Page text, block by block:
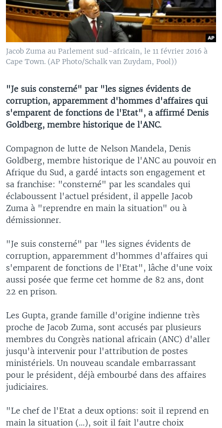
Jacob Zuma au Parlement sud-africain, le 11 février 2016 à
Cape Town. (AP Photo/Schalk van Zuydam, Pool))
"Je suis consterné" par "les signes évidents de
corruption, apparemment d'hommes d'affaires qui
s'emparent de fonctions de l'Etat", a affirmé Denis
Goldberg, membre historique de l'ANC.
Compagnon de lutte de Nelson Mandela, Denis
Goldberg, membre historique de l'ANC au pouvoir en
Afrique du Sud, a gardé intacts son engagement et
sa franchise: "consterné" par les scandales qui
éclaboussent l'actuel président, il appelle Jacob
Zuma à "reprendre en main la situation" ou à
démissionner.
"Je suis consterné" par "les signes évidents de
corruption, apparemment d'hommes d'affaires qui
s'emparent de fonctions de l'Etat", lâche d'une voix
aussi posée que ferme cet homme de 82 ans, dont
22 en prison.
Les Gupta, grande famille d'origine indienne très
proche de Jacob Zuma, sont accusés par plusieurs
membres du Congrès national africain (ANC) d'aller
jusqu'à intervenir pour l'attribution de postes
ministériels. Un nouveau scandale embarrassant
pour le président, déjà embourbé dans des affaires
judiciaires.
"Le chef de l'Etat a deux options: soit il reprend en
main la situation (...), soit il fait l'autre choix